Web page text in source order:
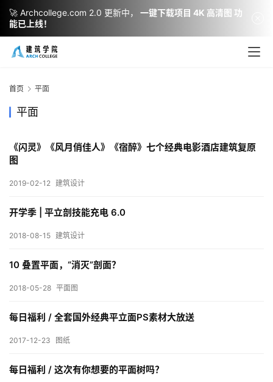
设
计
室
设
市
景
筑
登录
首页 平面
平面
《闪灵》《风月俏佳人》《宿醉》七个经典电影酒店建筑复原
图
2019-02-12 建筑设计
开学季 | 平立剖技能充电 6.0
2018-08-15 建筑设计
10 叠置平面，“消灭”剖面？
2018-05-28 平面图
每日福利 / 全套国外经典平立面PS素材大放送
2017-12-23 图纸
每日福利 / 这次有你想要的平面树吗？
🚀 Archcollege.com 2.0 更新中，
一键下载项目 4K 高清图 功
能已上线！